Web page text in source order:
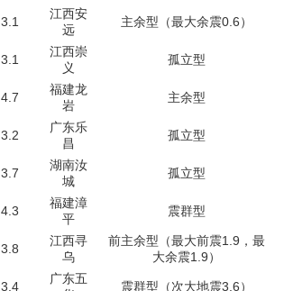
3.1
江西安
远
主余型（最大余震0.6）
3.1
江西崇
义
孤立型
4.7
福建龙
岩
主余型
3.2
广东乐
昌
孤立型
3.7
湖南汝
城
孤立型
4.3
福建漳
平
震群型
3.8
江西寻
乌
前主余型（最大前震1.9，最
大余震1.9）
3.4
广东五
震群型（次大地震3.6）